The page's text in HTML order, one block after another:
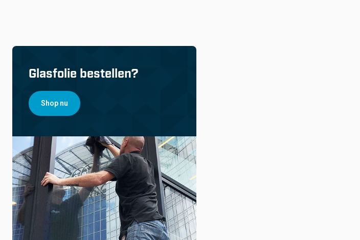
Glasfolie bestellen?
Shop nu